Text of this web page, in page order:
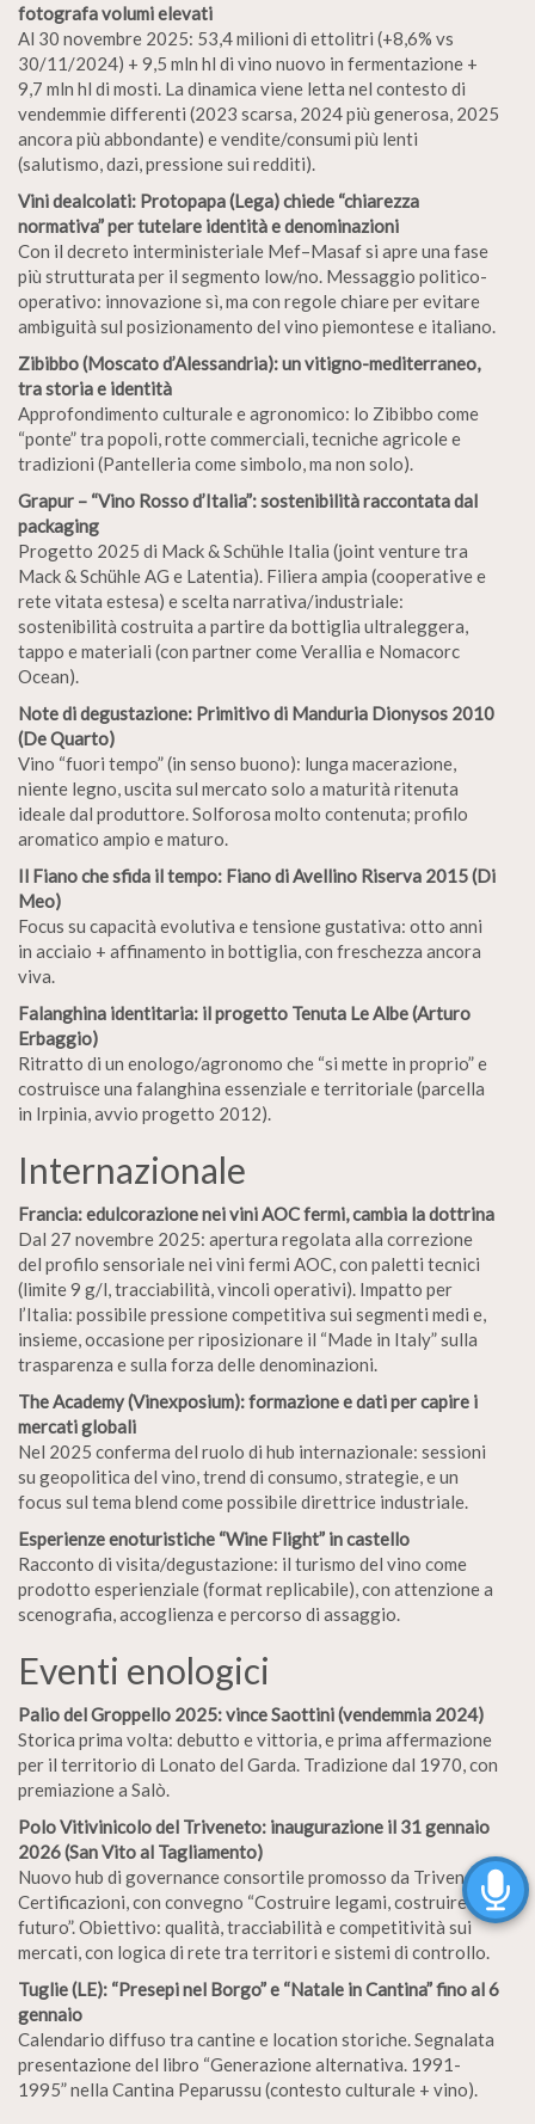
fotografa volumi elevati
Al 30 novembre 2025: 53,4 milioni di ettolitri (+8,6% vs
30/11/2024) + 9,5 mln hl di vino nuovo in fermentazione +
9,7 mln hl di mosti. La dinamica viene letta nel contesto di
vendemmie differenti (2023 scarsa, 2024 più generosa, 2025
ancora più abbondante) e vendite/consumi più lenti
(salutismo, dazi, pressione sui redditi).
Vini dealcolati: Protopapa (Lega) chiede “chiarezza
normativa” per tutelare identità e denominazioni
Con il decreto interministeriale Mef–Masaf si apre una fase
più strutturata per il segmento low/no. Messaggio politico-
operativo: innovazione sì, ma con regole chiare per evitare
ambiguità sul posizionamento del vino piemontese e italiano.
Zibibbo (Moscato d’Alessandria): un vitigno-mediterraneo,
tra storia e identità
Approfondimento culturale e agronomico: lo Zibibbo come
“ponte” tra popoli, rotte commerciali, tecniche agricole e
tradizioni (Pantelleria come simbolo, ma non solo).
Grapur – “Vino Rosso d’Italia”: sostenibilità raccontata dal
packaging
Progetto 2025 di Mack & Schühle Italia (joint venture tra
Mack & Schühle AG e Latentia). Filiera ampia (cooperative e
rete vitata estesa) e scelta narrativa/industriale:
sostenibilità costruita a partire da bottiglia ultraleggera,
tappo e materiali (con partner come Verallia e Nomacorc
Ocean).
Note di degustazione: Primitivo di Manduria Dionysos 2010
(De Quarto)
Vino “fuori tempo” (in senso buono): lunga macerazione,
niente legno, uscita sul mercato solo a maturità ritenuta
ideale dal produttore. Solforosa molto contenuta; profilo
aromatico ampio e maturo.
Il Fiano che sfida il tempo: Fiano di Avellino Riserva 2015 (Di
Meo)
Focus su capacità evolutiva e tensione gustativa: otto anni
in acciaio + affinamento in bottiglia, con freschezza ancora
viva.
Falanghina identitaria: il progetto Tenuta Le Albe (Arturo
Erbaggio)
Ritratto di un enologo/agronomo che “si mette in proprio” e
costruisce una falanghina essenziale e territoriale (parcella
in Irpinia, avvio progetto 2012).
Internazionale
Francia: edulcorazione nei vini AOC fermi, cambia la dottrina
Dal 27 novembre 2025: apertura regolata alla correzione
del profilo sensoriale nei vini fermi AOC, con paletti tecnici
(limite 9 g/l, tracciabilità, vincoli operativi). Impatto per
l’Italia: possibile pressione competitiva sui segmenti medi e,
insieme, occasione per riposizionare il “Made in Italy” sulla
trasparenza e sulla forza delle denominazioni.
The Academy (Vinexposium): formazione e dati per capire i
mercati globali
Nel 2025 conferma del ruolo di hub internazionale: sessioni
su geopolitica del vino, trend di consumo, strategie, e un
focus sul tema blend come possibile direttrice industriale.
Esperienze enoturistiche “Wine Flight” in castello
Racconto di visita/degustazione: il turismo del vino come
prodotto esperienziale (format replicabile), con attenzione a
scenografia, accoglienza e percorso di assaggio.
Eventi enologici
Palio del Groppello 2025: vince Saottini (vendemmia 2024)
Storica prima volta: debutto e vittoria, e prima affermazione
per il territorio di Lonato del Garda. Tradizione dal 1970, con
premiazione a Salò.
Polo Vitivinicolo del Triveneto: inaugurazione il 31 gennaio
2026 (San Vito al Tagliamento)
Nuovo hub di governance consortile promosso da Triveneta
Certificazioni, con convegno “Costruire legami, costruire
futuro”. Obiettivo: qualità, tracciabilità e competitività sui
mercati, con logica di rete tra territori e sistemi di controllo.
Tuglie (LE): “Presepi nel Borgo” e “Natale in Cantina” fino al 6
gennaio
Calendario diffuso tra cantine e location storiche. Segnalata
presentazione del libro “Generazione alternativa. 1991-
1995” nella Cantina Peparussu (contesto culturale + vino).